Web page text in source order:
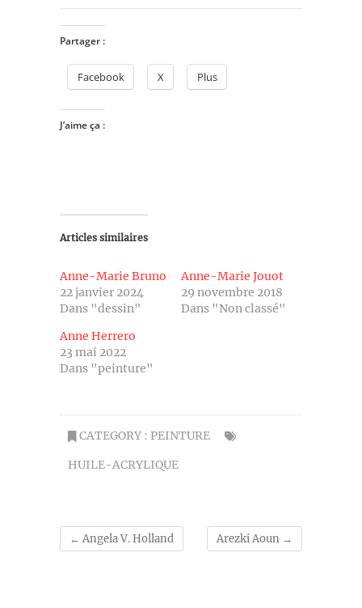
Partager :
Facebook X Plus
J’aime ça :
Articles similaires
Anne-Marie Bruno
22 janvier 2024
Dans "dessin"
Anne-Marie Jouot
29 novembre 2018
Dans "Non classé"
Anne Herrero
23 mai 2022
Dans "peinture"
CATEGORY : PEINTURE
HUILE-ACRYLIQUE
← Angela V. Holland Arezki Aoun →